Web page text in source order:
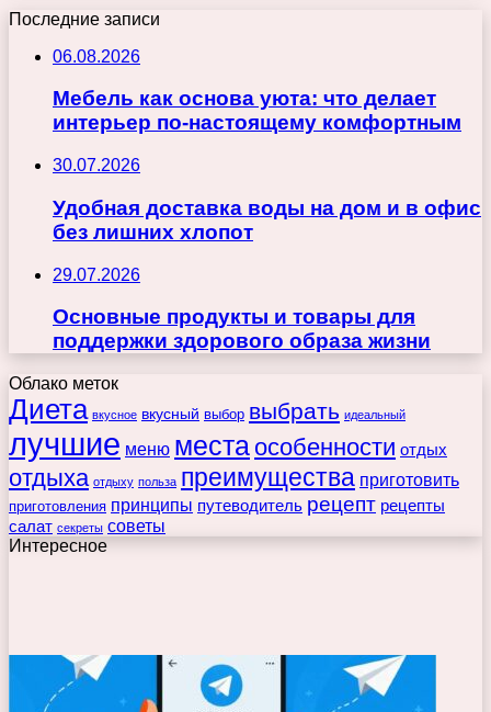
Последние записи
06.08.2026
Мебель как основа уюта: что делает
интерьер по-настоящему комфортным
30.07.2026
Удобная доставка воды на дом и в офис
без лишних хлопот
29.07.2026
Основные продукты и товары для
поддержки здорового образа жизни
Облако меток
Диета вкусное вкусный выбор выбрать идеальный
лучшие меню места особенности отдых
отдыха отдыху польза преимущества приготовить
приготовления принципы путеводитель рецепт рецепты
салат секреты советы
Интересное